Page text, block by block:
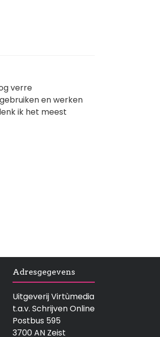
verre
en werken
ik het meest
Adresgegevens
Uitgeverij Virtùmedia
t.a.v. Schrijven Online
Postbus 595
3700 AN Zeist